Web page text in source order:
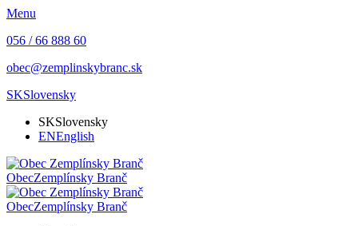
Menu
056 / 66 888 60
obec@zemplinskybranc.sk
SKSlovensky
SKSlovensky
ENEnglish
ObecZemplínsky Branč
ObecZemplínsky Branč